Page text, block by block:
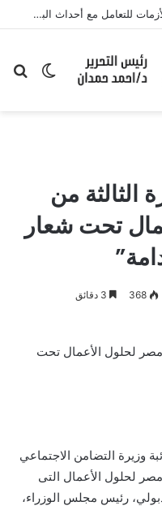
في التعليم رؤية مقترحة
الوضع
الثالثة من
تحت شعار
368
مصر لحلول الأعمال تحت
وزيرة التضامن الاجتماعي
مصر لحلول الأعمال التى
رئيس مجلس الوزراء،